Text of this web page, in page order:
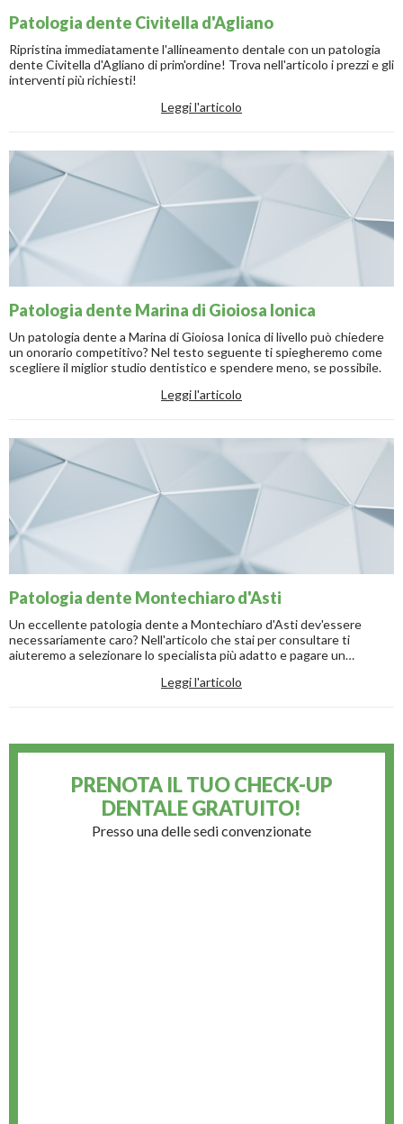
Patologia dente Civitella d'Agliano
Ripristina immediatamente l'allineamento dentale con un patologia
dente Civitella d'Agliano di prim'ordine! Trova nell'articolo i prezzi e gli
interventi più richiesti!
Leggi l'articolo
Patologia dente Marina di Gioiosa Ionica
Un patologia dente a Marina di Gioiosa Ionica di livello può chiedere
un onorario competitivo? Nel testo seguente ti spiegheremo come
scegliere il miglior studio dentistico e spendere meno, se possibile.
Leggi l'articolo
Patologia dente Montechiaro d'Asti
Un eccellente patologia dente a Montechiaro d'Asti dev'essere
necessariamente caro? Nell'articolo che stai per consultare ti
aiuteremo a selezionare lo specialista più adatto e pagare un
Leggi l'articolo
PRENOTA IL TUO CHECK-UP
DENTALE GRATUITO!
Presso una delle sedi convenzionate